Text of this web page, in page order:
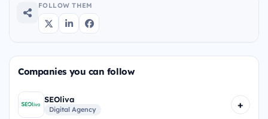
FOLLOW THEM
Companies you can follow
SEOliva
Digital Agency +